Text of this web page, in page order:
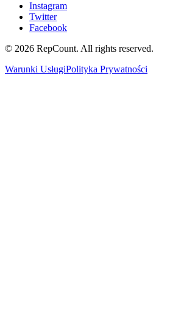
Instagram
Twitter
Facebook
© 2026 RepCount. All rights reserved.
Warunki UsługiPolityka Prywatności